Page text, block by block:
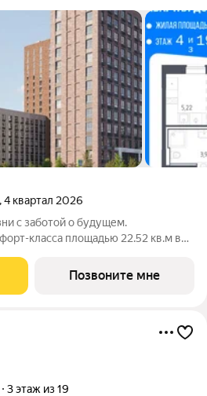
, 4 квартал 2026
с заботой о будущем.
класса площадью 22.52 кв.м в
сдает квартиры с
Позвоните мне
3 этаж из 19